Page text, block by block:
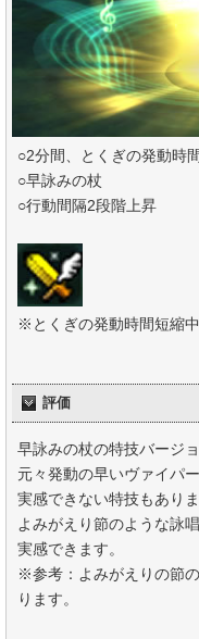
○2分間、とくぎの発動時
○早詠みの杖
○行動間隔2段階上昇
※とくぎの発動時間短縮
評価
早詠みの杖の特技バージョ
元々発動の早いヴァイパ
実感できない特技もありま
よみがえり節のような詠
実感できます。
※参考：よみがえりの節
ります。